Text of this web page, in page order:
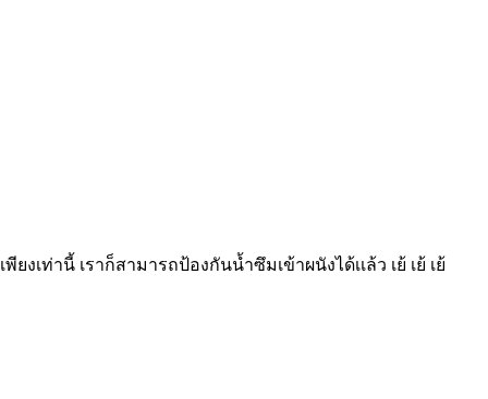
เพียงเท่านี้ เราก็สามารถป้องกันน้ำซึมเข้าผนังได้เเล้ว เย้ เย้ เย้